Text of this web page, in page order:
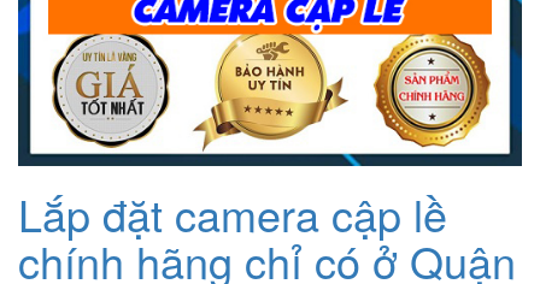
Lắp đặt camera cập lề
chính hãng chỉ có ở Quận